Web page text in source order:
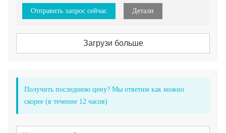
Отправить запрос сейчас Детали
Загрузи больше
Получить последнюю цену? Мы ответим как можно
скорее (в течение 12 часов)